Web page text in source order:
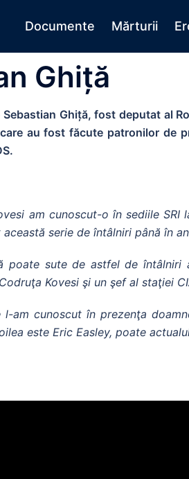
Documente Mărturii
Ghiță
Ghiță, fost deputat al
au fost făcute patronilor de
am cunoscut-o în sediile
serie de întâlniri până în
poate sute de astfel de întâlniri
Kovesi şi un şef al staţiei
l-am cunoscut în prezenţa
este Eric Easley, poate